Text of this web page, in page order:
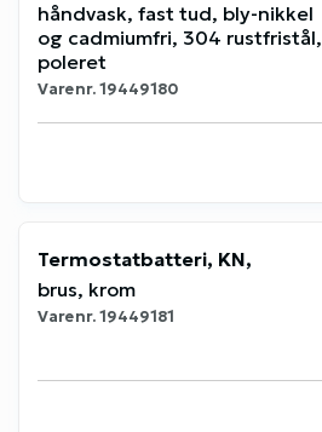
håndvask, fast tud, bly-nikkel
og cadmiumfri, 304 rustfristål,
poleret
Varenr.19449180
Termostatbatteri, KN,
brus, krom
Varenr.19449181